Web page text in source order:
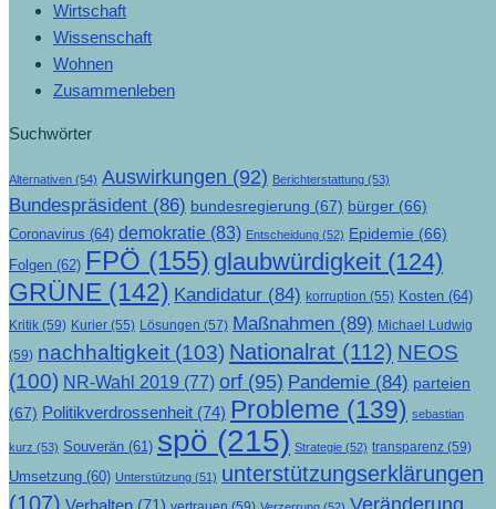
Wirtschaft
Wissenschaft
Wohnen
Zusammenleben
Suchwörter
Alternativen (54) Auswirkungen (92) Berichterstattung (53)
Bundespräsident (86) bundesregierung (67) bürger (66)
Coronavirus (64) demokratie (83) Entscheidung (52) Epidemie (66)
Folgen (62) FPÖ (155) glaubwürdigkeit (124)
GRÜNE (142) Kandidatur (84) korruption (55) Kosten (64)
Kritik (59) Kurier (55) Lösungen (57) Maßnahmen (89) Michael Ludwig
(59) nachhaltigkeit (103) Nationalrat (112) NEOS
(100) NR-Wahl 2019 (77) orf (95) Pandemie (84) parteien
(67) Politikverdrossenheit (74) Probleme (139) sebastian
kurz (53) Souverän (61) spö (215) Strategie (52) transparenz (59)
Umsetzung (60) Unterstützung (51) unterstützungserklärungen
(107)